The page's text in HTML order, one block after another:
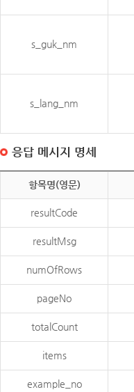
s_guk_nm
s_lang_nm
응답 메시지 명세
항목명(영문)
resultCode
resultMsg
numOfRows
pageNo
totalCount
items
example_no